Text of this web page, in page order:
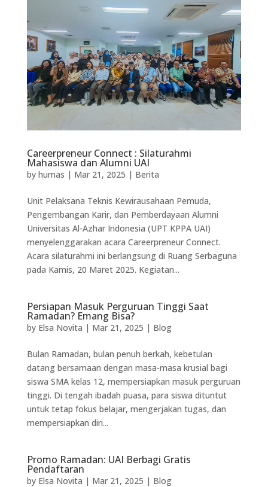
Careerpreneur Connect : Silaturahmi
Mahasiswa dan Alumni UAI
by humas | Mar 21, 2025 | Berita
Unit Pelaksana Teknis Kewirausahaan Pemuda,
Pengembangan Karir, dan Pemberdayaan Alumni
Universitas Al-Azhar Indonesia (UPT KPPA UAI)
menyelenggarakan acara Careerpreneur Connect.
Acara silaturahmi ini berlangsung di Ruang Serbaguna
pada Kamis, 20 Maret 2025. Kegiatan...
Persiapan Masuk Perguruan Tinggi Saat
Ramadan? Emang Bisa?
by Elsa Novita | Mar 21, 2025 | Blog
Bulan Ramadan, bulan penuh berkah, kebetulan
datang bersamaan dengan masa-masa krusial bagi
siswa SMA kelas 12, mempersiapkan masuk perguruan
tinggi. Di tengah ibadah puasa, para siswa dituntut
untuk tetap fokus belajar, mengerjakan tugas, dan
mempersiapkan diri...
Promo Ramadan: UAI Berbagi Gratis
Pendaftaran
by Elsa Novita | Mar 21, 2025 | Blog